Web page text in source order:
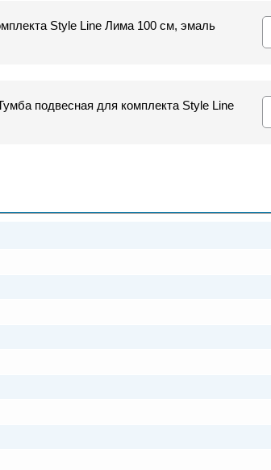
Style Line Лима 100 см, эмаль
подвесная для комплекта Style Line